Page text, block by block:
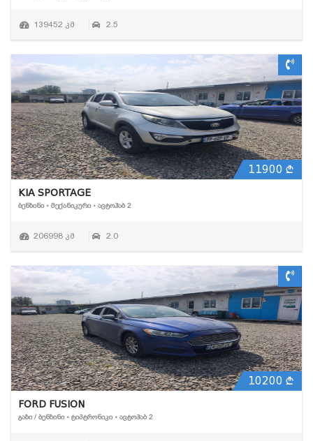
139452 კმ 2.5
11900
KIA SPORTAGE
ᲑᲔᲜᲖᲘᲜᲘ • ᲛᲔᲥᲐᲜᲘᲙᲣᲠᲘ • ᲐᲕᲢᲝᲰᲐᲑ 2
206998 კმ 2.0
10200
FORD FUSION
ᲒᲐᲖᲘ / ᲑᲔᲜᲖᲘᲜᲘ • ᲢᲘᲞᲢᲠᲝᲜᲘᲙᲘ • ᲐᲕᲢᲝᲰᲐᲑ 2